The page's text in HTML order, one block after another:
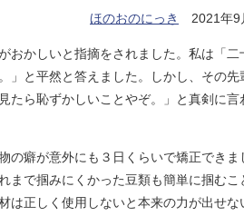
ほのおのにっき 2021年9
おかしいと指摘をされました。私は「二
」と平然と答えました。しかし、その先
たら恥ずかしいことやぞ。」と真剣に言
癖が意外にも３日くらいで矯正できま
まで掴みにくかった豆類も簡単に掴むこ
は正しく使用しないと本来の力が出せな